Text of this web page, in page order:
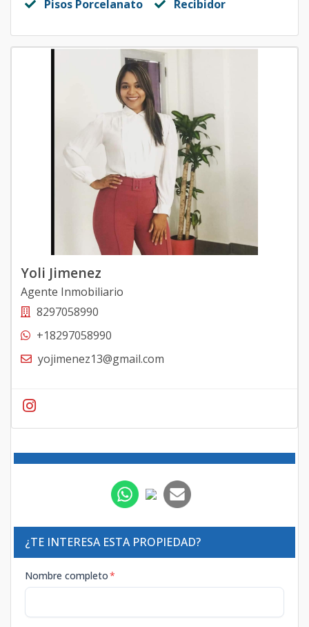
Pisos Porcelanato Recibidor
Yoli Jimenez
Agente Inmobiliario
8297058990
+18297058990
yojimenez13@gmail.com
¿TE INTERESA ESTA PROPIEDAD?
Nombre completo*